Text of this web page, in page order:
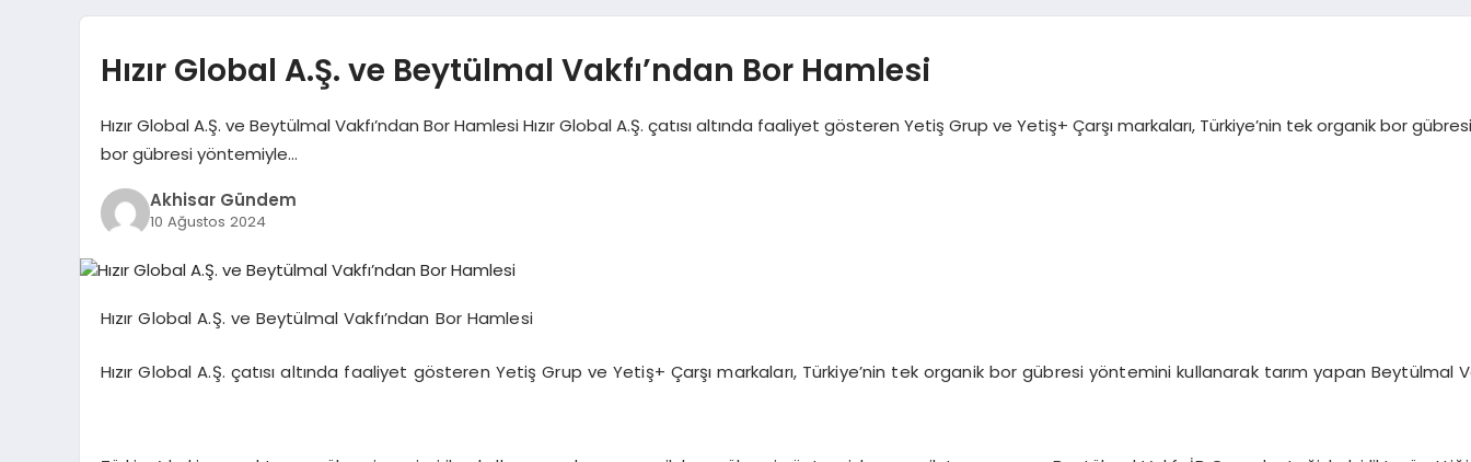
Hızır Global A.Ş. ve Beytülmal Vakfı’ndan Bor Hamlesi
Hızır Global A.Ş. ve Beytülmal Vakfı’ndan Bor Hamlesi Hızır Global A.Ş. çatısı altında faaliyet gösteren Yetiş Grup ve Yetiş+ Çarşı markaları, Türkiye’nin tek organik bor
bor gübresi yöntemiyle…
Akhisar Gündem
10 Ağustos 2024
Hızır Global A.Ş. ve Beytülmal Vakfı’ndan Bor Hamlesi
Hızır Global A.Ş. çatısı altında faaliyet gösteren Yetiş Grup ve Yetiş+ Çarşı markaları, Türkiye’nin tek organik bor gübresi yöntemini kullanarak tarım yapan Beytülmal